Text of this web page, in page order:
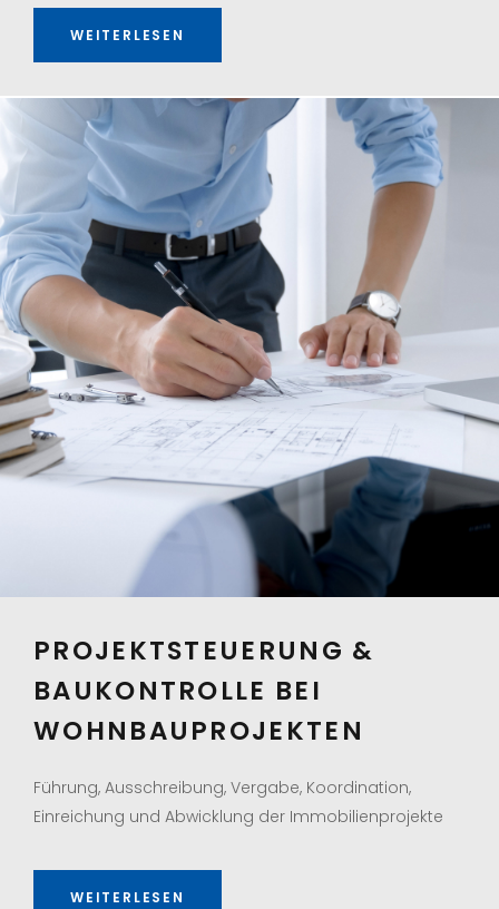
WEITERLESEN
PROJEKTSTEUERUNG &
BAUKONTROLLE BEI
WOHNBAUPROJEKTEN
Führung, Ausschreibung, Vergabe, Koordination,
Einreichung und Abwicklung der Immobilienprojekte
WEITERLESEN